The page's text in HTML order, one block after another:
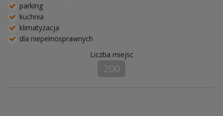
parking
kuchnia
klimatyzacja
dla niepełnosprawnych
Liczba miejsc
200